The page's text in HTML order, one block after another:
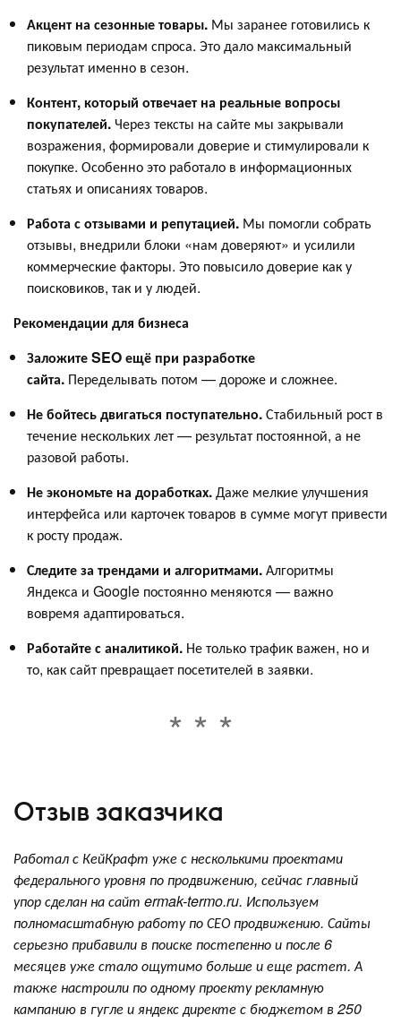
Акцент на сезонные товары. Мы заранее готовились к
пиковым периодам спроса. Это дало максимальный
результат именно в сезон.
Контент, который отвечает на реальные вопросы
покупателей.Через тексты на сайте мы закрывали
возражения, формировали доверие и стимулировали к
покупке. Особенно это работало в информационных
статьях и описаниях товаров.
Работа с отзывами и репутацией. Мы помогли собрать
отзывы, внедрили блоки «нам доверяют» и усилили
коммерческие факторы. Это повысило доверие как у
поисковиков, так и у людей.
Рекомендации для бизнеса
Заложите SEO ещё при разработке
сайта. Переделывать потом — дороже и сложнее.
Не бойтесь двигаться поступательно.Стабильный рост в
течение нескольких лет — результат постоянной, а не
разовой работы.
Не экономьте на доработках.Даже мелкие улучшения
интерфейса или карточек товаров в сумме могут привести
к росту продаж.
Следите за трендами и алгоритмами.Алгоритмы
Яндекса и Google постоянно меняются — важно
вовремя адаптироваться.
Работайте с аналитикой. Не только трафик важен, но и
то, как сайт превращает посетителей в заявки.
Отзыв заказчика
Работал с КейКрафт уже с несколькими проектами
федерального уровня по продвижению, сейчас главный
упор сделан на сайт ermak-termo.ru. Используем
полномасштабную работу по СЕО продвижению. Сайты
серьезно прибавили в поиске постепенно и после 6
месяцев уже стало ощутимо больше и еще растет. А
также настроили по одному проекту рекламную
кампанию в гугле и яндекс директе с бюджетом в 250